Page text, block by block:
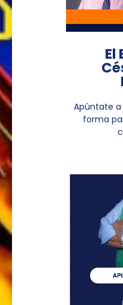
El
Apúntate
forma